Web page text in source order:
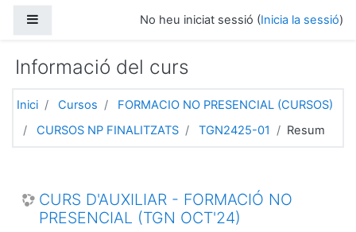
No heu iniciat sessió (Inicia la sessió)
Informació del curs
Inici Cursos
FORMACIO NO PRESENCIAL (CURSOS)
CURSOS NP FINALITZATS
TGN2425-01 Resum
CURS D'AUXILIAR - FORMACIÓ NO
PRESENCIAL (TGN OCT'24)